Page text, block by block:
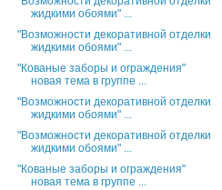
жидкими обоями" ...
"Возможности декоративной отделки
жидкими обоями" ...
"Кованые заборы и ограждения"
новая тема в группе ...
"Возможности декоративной отделки
жидкими обоями" ...
"Возможности декоративной отделки
жидкими обоями" ...
"Кованые заборы и ограждения"
новая тема в группе ...